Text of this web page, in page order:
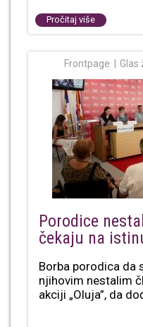
Pročitaj više
Frontpage Glas
Porodice
čekaju na
Borba porodica da
njihovim nestalim
akciji „Oluja”, da